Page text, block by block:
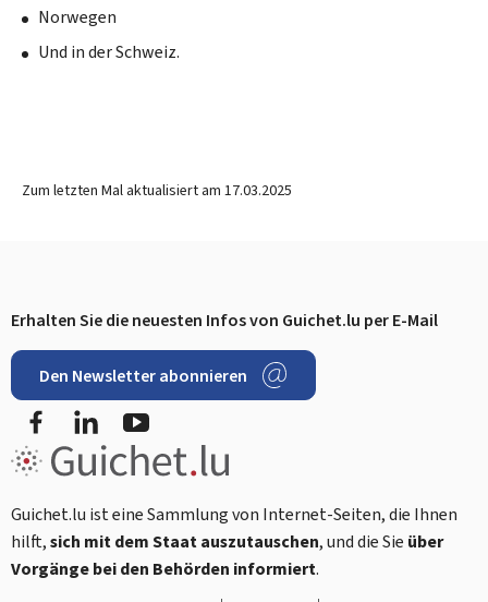
Norwegen
Und in der Schweiz.
Zum letzten Mal aktualisiert am 17.03.2025
Footer
Erhalten Sie die neuesten Infos von Guichet.lu per E-Mail
Den Newsletter abonnieren
FacebookLinkedIn
Guichet.lu ist eine Sammlung von Internet-Seiten, die Ihnen
hilft,sich mit dem Staat auszutauschen, und die Sie über
Vorgänge bei den Behörden informiert.